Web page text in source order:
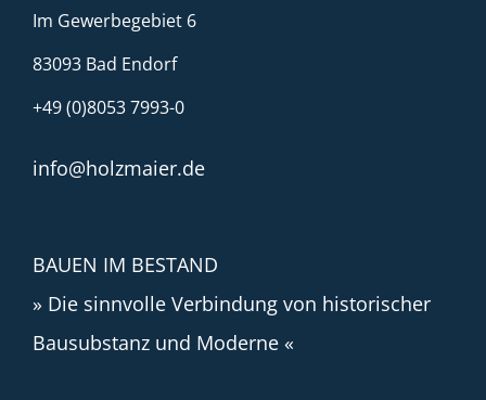
Im Gewerbegebiet 6
83093 Bad Endorf
+49 (0)8053 7993-0
info@holzmaier.de
BAUEN IM BESTAND
» Die sinnvolle Verbindung von historischer
Bausubstanz und Moderne «